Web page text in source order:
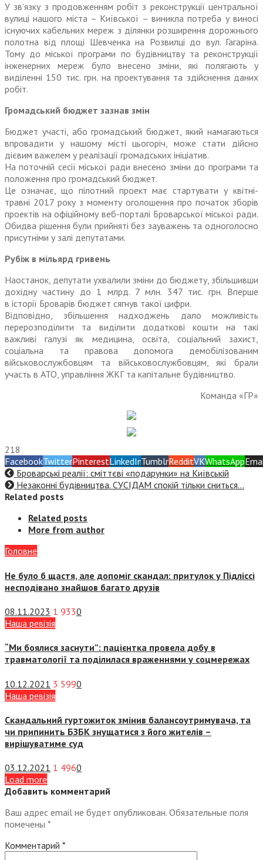
У зв’язку з продовженням робіт з реконст­рукції центральної
вулиці нашого міста – Київської – виникла потреба у виносі
існуючих кабельних мереж з ділянки розширення дорожнього
полотна від площі Шевченка на Розвилці до вул. Гагаріна.
Тому до міської програми по будівництву та реконструкції
інженерних мереж було внесено зміни, які полягають у
виділенні 150 тис. грн. на проектування та здійснення даних
робіт.
Громадський бюджет зазнав змін
Бюджет участі, або громадський бюджет, який намагаються
впровадити у нашому місті цьогоріч, може стати дійсно
дієвим важелем у реалізації громадських ініціатив.
На поточній сесії міської ради внесено зміни до програми та
положення про громадський бюджет.
Це означає, що пілотний проект має стартувати у квітні-
травні 2017 року з моменту оголошення про початок зборів
проектів на офіційному веб-порталі Броварсь­кої міської ради.
Обидва рішення були прийняті без зауважень та одноголосно
присутніми у залі депутатами.
Рубіж в мільярд гривень
Наостанок, депутати ухвалили зміни до бюджету, збільшивши
дохідну частину до 1 млрд. 7 млн. 347 тис. грн. Вперше
в історії Броварів бюджет сягнув такої цифри.
Відповідно, збільшення надходжень дало можливість
перерозподілити та виділити додаткові кошти на такі
важливі галузі як медицина, освіта, соціальний захист,
соціальна та правова допомога демобілізованим
військовослужбовцям та військовослужбовцям, які брали
участь в АТО, управління ЖКГ та капітальне будівництво.
Команда «ГР»
218
FacebookTwitterPinterestLinkedInTumblrRedditVKWhatsApp
Броварські реалії: сміттєві «подарунки» на Київській
Незаконні будівництва. СУСІДАМ спокій тільки сниться…
Related posts
Related posts
More from author
Головне
Не було б щастя, але допоміг скандал: притулок у Підліссі
несподівано знайшов багато друзів
08.11.2023 1 9330
Наша ревізія
“Ми боялися заснути”: пацієнтка провела добу в
травматології та поділилася враженнями у соцмережах
10.12.2021 3 5990
Наша ревізія
Скандальний гуртожиток змінив балансоутримувача, та
чи припинить БЗБК знущатися з його жителів –
вирішуватиме суд
03.12.2021 1 4960
Load more
Добавить комментарий
Ваш адрес email не будет опубликован. Обязательные поля
помечены *
Комментарий *